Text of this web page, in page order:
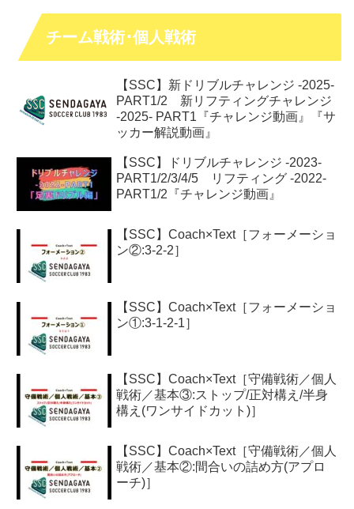
チーム戦術･個人戦術
【SSC】新ドリブルチャレンジ -2025-
PART1/2 新リフティングチャレンジ
-2025- PART1『チャレンジ動画』『サ
ッカー解説動画』
【SSC】ドリブルチャレンジ -2023-
PART1/2/3/4/5 リフティング -2022-
PART1/2『チャレンジ動画』
【SSC】Coach×Text［フォーメーショ
ン②:3-2-2］
【SSC】Coach×Text［フォーメーショ
ン①:3-1-2-1］
【SSC】Coach×Text［守備戦術／個人
戦術／基本③:ストップ/正対構え/半身
構え(ワンサイドカット)］
【SSC】Coach×Text［守備戦術／個人
戦術／基本②:間合いの詰め方(アプロ
ーチ)］